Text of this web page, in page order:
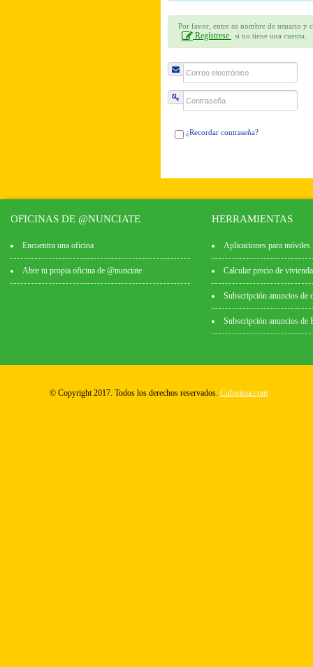
Por favor, entre su nombre de usuario y
Regístrese si no tiene una cuenta.
¿Recordar contraseña?
OFICINAS DE @NUNCIATE
Encuentra una oficina
Abre tu propia oficina de @nunciate
HERRAMIENTAS
Aplicaciones para móviles
Calcular precio de vivienda
Subscripción anuncios de
Subscripción anuncios de
© Copyright 2017. Todos los derechos reservados. Cubisima.com